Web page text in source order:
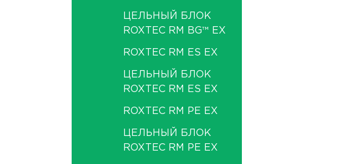
ЦЕЛЬНЫЙ БЛОК
ROXTEC RM BG™ EX
ROXTEC RM ES EX
ЦЕЛЬНЫЙ БЛОК
ROXTEC RM ES EX
ROXTEC RM PE EX
ЦЕЛЬНЫЙ БЛОК
ROXTEC RM PE EX